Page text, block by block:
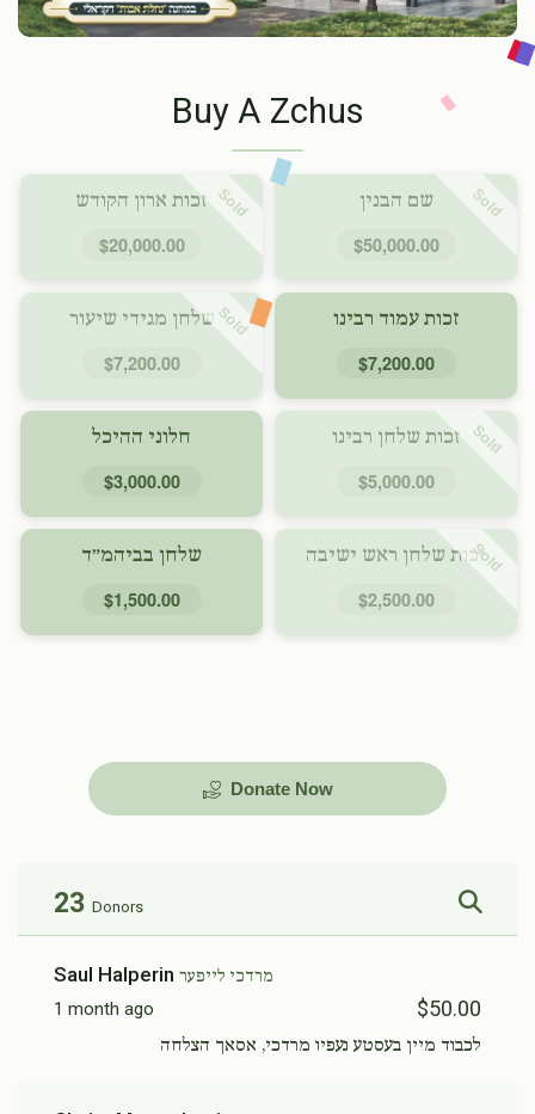
Buy A Zchus
Sold שם הבנין
$50,000.00
Sold זכות ארון הקודש
$20,000.00
זכות עמוד רבינו
$7,200.00
Sold שלחן מגידי שיעור
$7,200.00
Sold זכות שלחן רבינו
$5,000.00
חלוני ההיכל
$3,000.00
Soldזכות שלחן ראש ישיבה
$2,500.00
שלחן בביהמ״ד
$1,500.00
Donate Now
23 Donors
Saul Halperin מרדכי לייפער
1 month ago $50.00
לכבוד מיין בעסטע נעפיו מרדכי, אסאך הצלחה